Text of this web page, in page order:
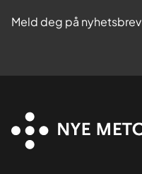
Meld deg på nyhetsbrev